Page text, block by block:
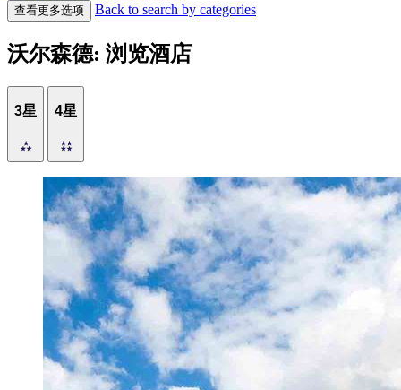
查看更多选项 Back to search by categories
沃尔森德: 浏览酒店
3星 4星